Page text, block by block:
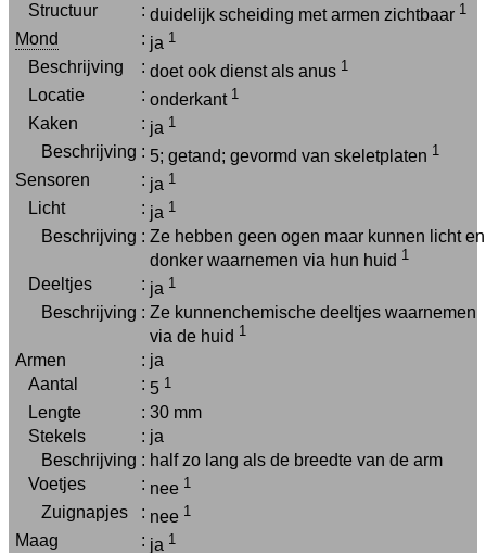
Structuur
: duidelijk scheiding met armen zichtbaar 1
Mond : ja 1
Beschrijving : doet ook dienst als anus 1
Locatie : onderkant 1
Kaken : ja 1
Beschrijving : 5; getand; gevormd van skeletplaten 1
Sensoren : ja 1
Licht : ja 1
Beschrijving : Ze hebben geen ogen maar kunnen licht en
donker waarnemen via hun huid 1
Deeltjes : ja 1
Beschrijving : Ze kunnenchemische deeltjes waarnemen
via de huid 1
Armen : ja
Aantal
: 5 1
Lengte : 30 mm
Stekels
: ja
Beschrijving : half zo lang als de breedte van de arm
Voetjes
: nee 1
Zuignapjes : nee 1
Maag : ja 1